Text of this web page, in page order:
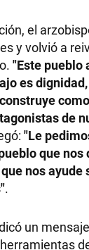
el
y volvió a
"Este pueblo
es
de
"Le
que nos
nos ayude
.
un